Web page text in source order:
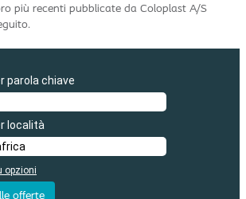
più recenti pubblicate da Coloplast A/S
parola chiave
località
opzioni